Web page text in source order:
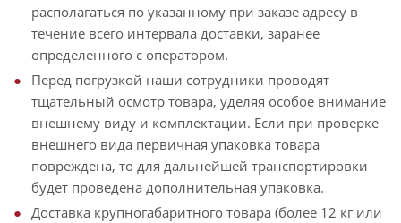
располагаться по указанному при заказе адресу в
течение всего интервала доставки, заранее
определенного с оператором.
Перед погрузкой наши сотрудники проводят
тщательный осмотр товара, уделяя особое внимание
внешнему виду и комплектации. Если при проверке
внешнего вида первичная упаковка товара
повреждена, то для дальнейшей транспортировки
будет проведена дополнительная упаковка.
Доставка крупногабаритного товара (более 12 кг или